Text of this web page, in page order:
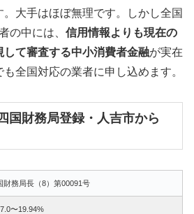
大手はほぼ無理です。しかし全国
の中には、 信用情報よりも現在の
して審査する中小消費者金融が実在
全国対応の業者に申し込めます。
国財務局登録・人吉市から
財務局長（8）第00091号
〜19.94%